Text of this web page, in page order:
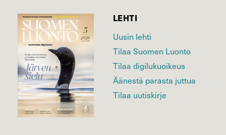
LEHTI
Uusin lehti
Tilaa Suomen Luonto
Tilaa digilukuoikeus
Äänestä parasta juttua
Tilaa uutiskirje